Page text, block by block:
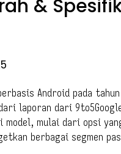
&
Android pada tahun
laporan dari
model, mulai dari opsi
berbagai segmen